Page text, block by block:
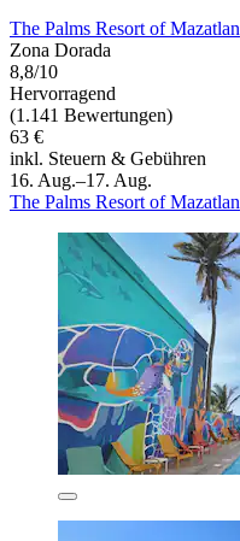
The Palms Resort of Mazatlan
Zona Dorada
8,8/10
Hervorragend
(1.141 Bewertungen)
63 €
inkl. Steuern & Gebühren
16. Aug.–17. Aug.
The Palms Resort of Mazatlan